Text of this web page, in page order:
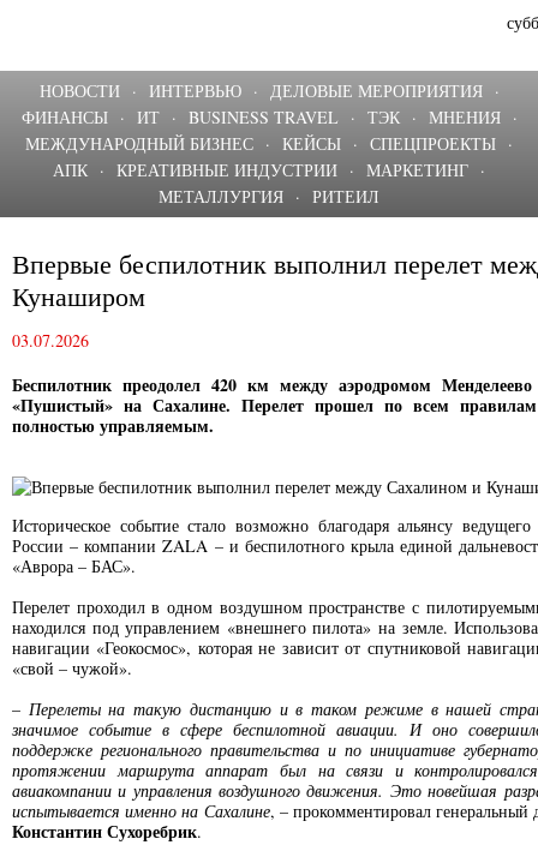
НОВОСТИ · ИНТЕРВЬЮ · ДЕЛОВЫЕ МЕРОПРИЯТИЯ
·
ФИНАНСЫ
· ИТ · BUSINESS TRAVEL · ТЭК · МНЕНИЯ
·
МЕЖДУНАРОДНЫЙ БИЗНЕС · КЕЙСЫ · СПЕЦПРОЕКТЫ ·
АПК · КРЕАТИВНЫЕ ИНДУСТРИИ · МАРКЕТИНГ ·
МЕТАЛЛУРГИЯ · РИТЕИЛ
Впервые беспилотник выполнил перелет
Кунаширом
03.07.2026
Беспилотник преодолел 420 км между аэродромом
«Пушистый» на Сахалине. Перелет прошел по всем
полностью управляемым.
Историческое событие стало возможно благодаря альянсу
России – компании ZALA – и беспилотного крыла единой
«Аврора – БАС».
Перелет проходил в одном воздушном пространстве с
находился под управлением «внешнего пилота» на земле.
навигации «Геокосмос», которая не зависит от спутниковой
«свой – чужой».
– Перелеты на такую дистанцию и в таком режиме в нашей
значимое событие в сфере беспилотной авиации. И оно
поддержке регионального правительства и по инициативе
протяжении маршрута аппарат был на связи и
авиакомпании и управления воздушного движения. Это новейшая
испытывается именно на Сахалине, – прокомментировал
Константин Сухоребрик.